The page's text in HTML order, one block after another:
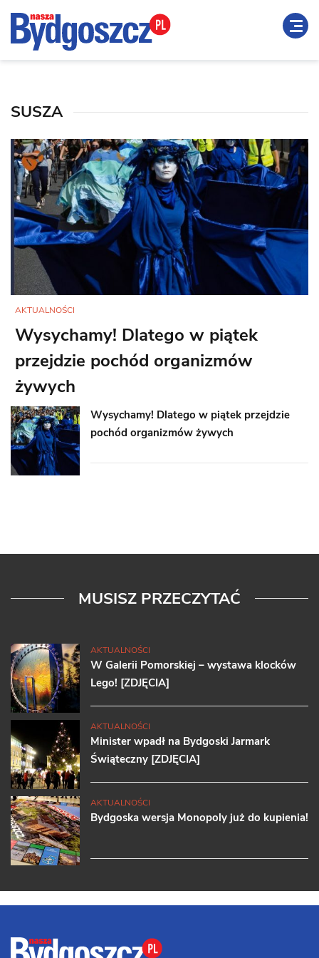
SUSZA
AKTUALNOŚCI
Wysychamy! Dlatego w piątek
przejdzie pochód organizmów
żywych
Wysychamy! Dlatego w piątek przejdzie
pochód organizmów żywych
MUSISZ PRZECZYTAĆ
AKTUALNOŚCI
W Galerii Pomorskiej – wystawa klocków
Lego! [ZDJĘCIA]
AKTUALNOŚCI
Minister wpadł na Bydgoski Jarmark
Świąteczny [ZDJĘCIA]
AKTUALNOŚCI
Bydgoska wersja Monopoly już do kupienia!